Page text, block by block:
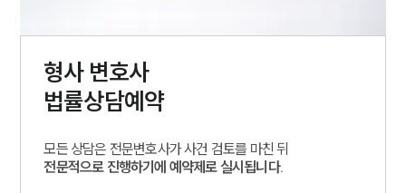
형사변호사
법률상담예약
모든 상담은 전문변호사가 사건 검토를 마친 뒤
전문적으로 진행하기에 예약제로 실시됩니다.